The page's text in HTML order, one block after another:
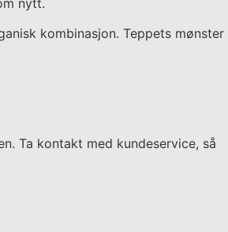
kombinasjon. Teppets mønster
Ta kontakt med kundeservice, så